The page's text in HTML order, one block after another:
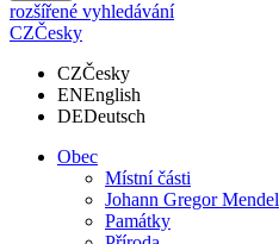
rozšířené vyhledávání
CZČesky
CZČesky
ENEnglish
DEDeutsch
Obec
Místní části
Johann Gregor Mendel
Památky